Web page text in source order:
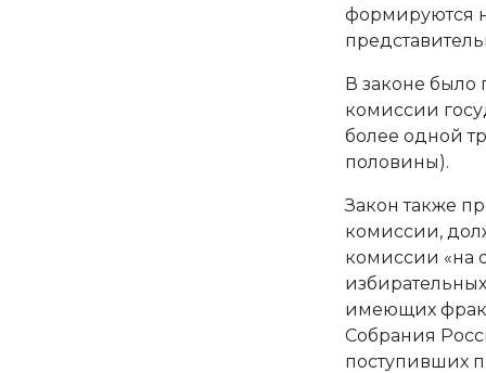
формируются
В законе было
комиссии
более одной
половины).
Закон также
комиссии,
комиссии «на
имеющих
Собрания
поступивших